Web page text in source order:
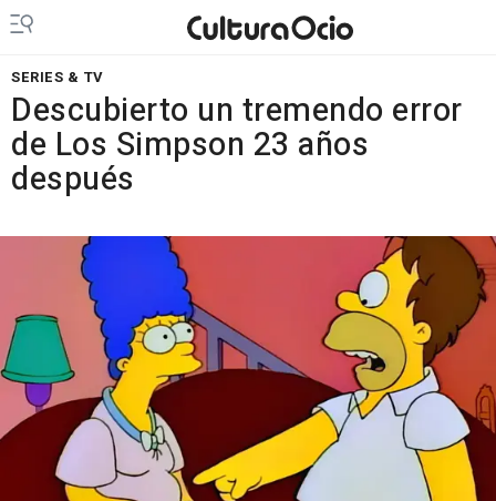
SERIES & TV
Descubierto un tremendo error
de Los Simpson 23 años
después